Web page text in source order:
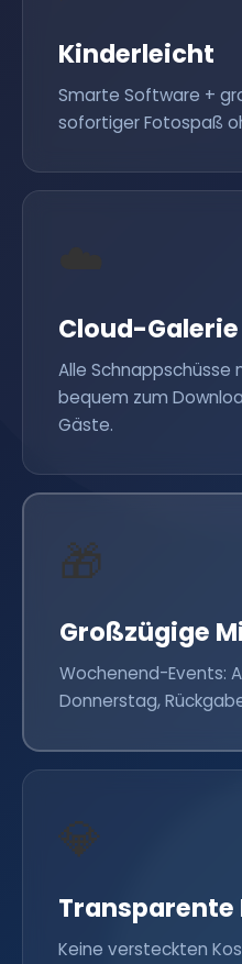
Kinderleicht
Smarte Software +
sofortiger Fotospaß
Cloud-Galerie
Alle Schnappschüsse
bequem zum
Gäste.
🎁
Großzügige
Wochenend-Events:
Donnerstag,
💎
Transparente
Keine versteckten